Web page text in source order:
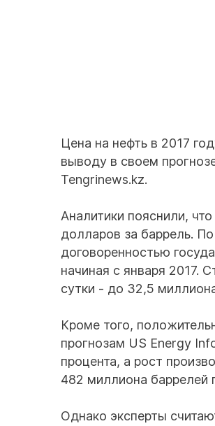
Цена на нефть в 2017
выводу в своем
Tengrinews.kz.
Аналитики пояснили,
долларов за баррель.
договоренностью
начиная с января 2017.
сутки - до 32,5
Кроме того,
прогнозам US Energy
процента, а рост
482 миллиона баррелей
Однако эксперты